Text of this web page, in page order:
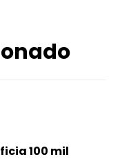
100 mil